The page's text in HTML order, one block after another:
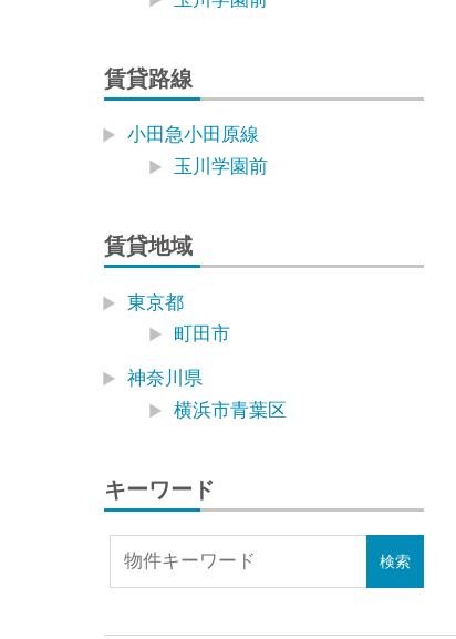
賃貸路線
小田急小田原線
玉川学園前
賃貸地域
東京都
町田市
神奈川県
横浜市青葉区
キーワード